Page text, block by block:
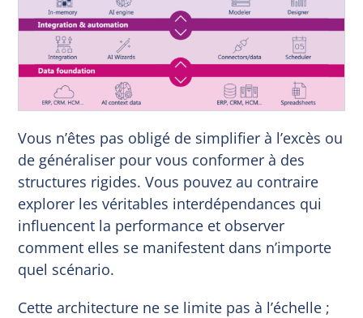
Vous n’êtes pas obligé de simplifier à l’excès ou
de généraliser pour vous conformer à des
structures rigides. Vous pouvez au contraire
explorer les véritables interdépendances qui
influencent la performance et observer
comment elles se manifestent dans n’importe
quel scénario.
Cette architecture ne se limite pas à l’échelle ;